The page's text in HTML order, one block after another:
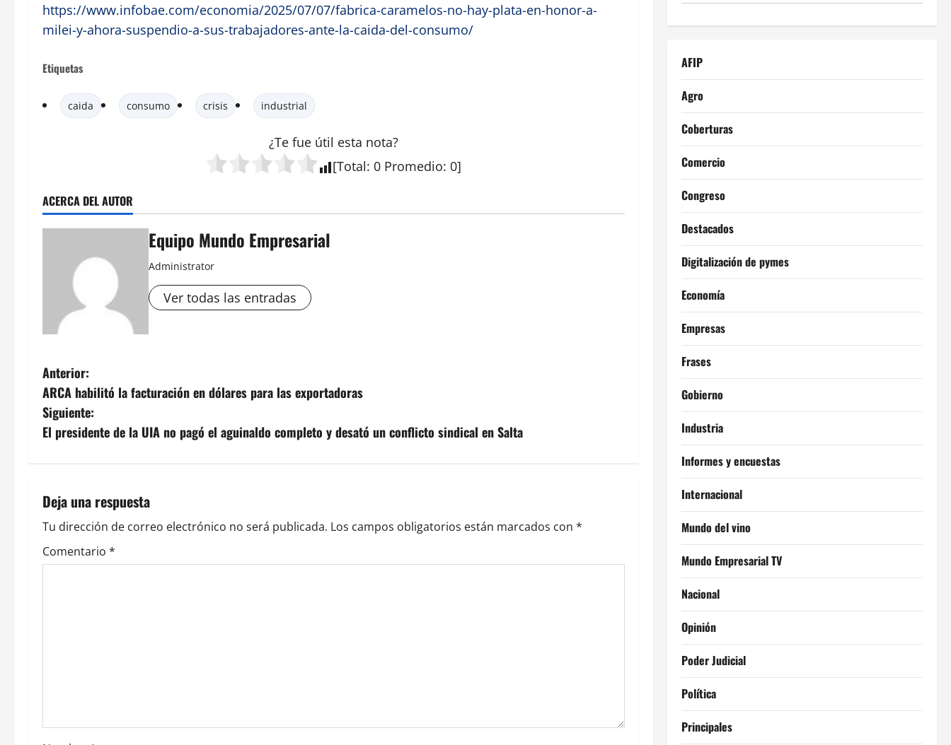
https://www.infobae.com/economia/2025/07/07/fabrica-caramelos-no-hay-plata-en-honor-a-
milei-y-ahora-suspendio-a-sus-trabajadores-ante-la-caida-del-consumo/
Etiquetas
caida consumo crisis industrial
¿Te fue útil esta nota?
[Total: 0 Promedio: 0]
ACERCA DEL AUTOR
Equipo Mundo Empresarial
Administrator
Ver todas las entradas
N
a
v
g
a
c
e
Anterior:
ARCA habilitó la facturación en dólares para las exportadoras
Siguiente:
El presidente de la UIA no pagó el aguinaldo completo y desató un conflicto sindical en Salta
Deja una respuesta
Tu dirección de correo electrónico no será publicada. Los campos obligatorios están marcados con *
Comentario *
AFIP
Agro
Coberturas
Comercio
Congreso
Destacados
Digitalización de pymes
Economía
Empresas
Frases
Gobierno
Industria
Informes y encuestas
Internacional
Mundo del vino
Mundo Empresarial TV
Nacional
Opinión
Poder Judicial
Política
Principales